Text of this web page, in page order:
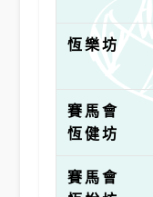
恆樂坊
賽馬會
恆健坊
賽馬會